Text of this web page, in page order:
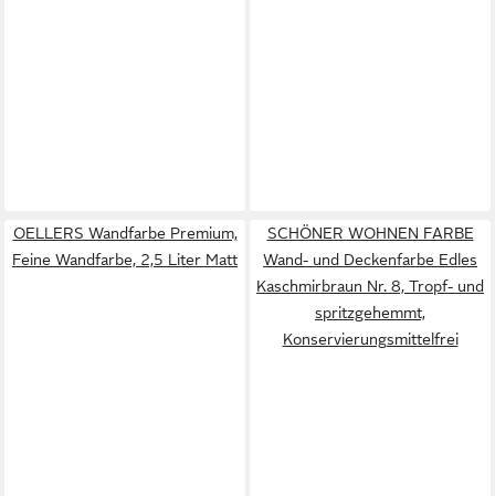
OELLERS Wandfarbe Premium,
Feine Wandfarbe, 2,5 Liter Matt
SCHÖNER WOHNEN FARBE
Wand- und Deckenfarbe Edles
Kaschmirbraun Nr. 8, Tropf- und
spritzgehemmt,
Konservierungsmittelfrei